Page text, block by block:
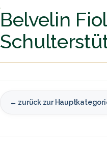
Belvelin
← zurück zur